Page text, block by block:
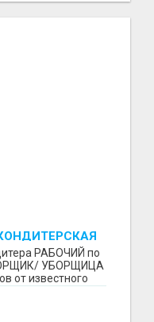
РАБОЧИЙ по
УБОРЩИЦА
от известного